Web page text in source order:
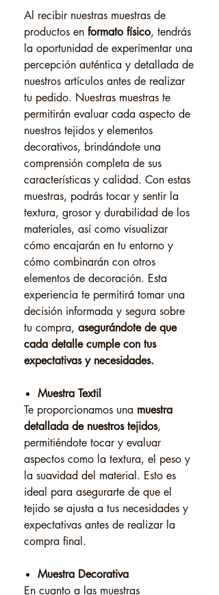
Al recibir nuestras muestras de
productos en formato físico, tendrás
la oportunidad de experimentar una
percepción auténtica y detallada de
nuestros artículos antes de realizar
tu pedido. Nuestras muestras te
permitirán evaluar cada aspecto de
nuestros tejidos y elementos
decorativos, brindándote una
comprensión completa de sus
características y calidad. Con estas
muestras, podrás tocar y sentir la
textura, grosor y durabilidad de los
materiales, así como visualizar
cómo encajarán en tu entorno y
cómo combinarán con otros
elementos de decoración. Esta
experiencia te permitirá tomar una
decisión informada y segura sobre
tu compra, asegurándote de que
cada detalle cumple con tus
expectativas y necesidades.
Muestra Textil
Te proporcionamos una muestra
detallada de nuestros tejidos,
permitiéndote tocar y evaluar
aspectos como la textura, el peso y
la suavidad del material. Esto es
ideal para asegurarte de que el
tejido se ajusta a tus necesidades y
expectativas antes de realizar la
compra final.
Muestra Decorativa
En cuanto a las muestras